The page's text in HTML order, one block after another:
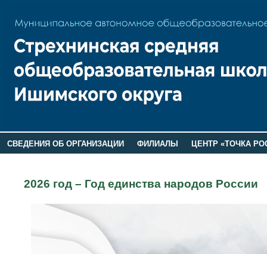
СВЕДЕНИЯ ОБ ОРГАНИЗАЦИИ ФИЛИАЛЫ
ЦЕНТР «ТОЧКА
2026 год – Год единства народов России